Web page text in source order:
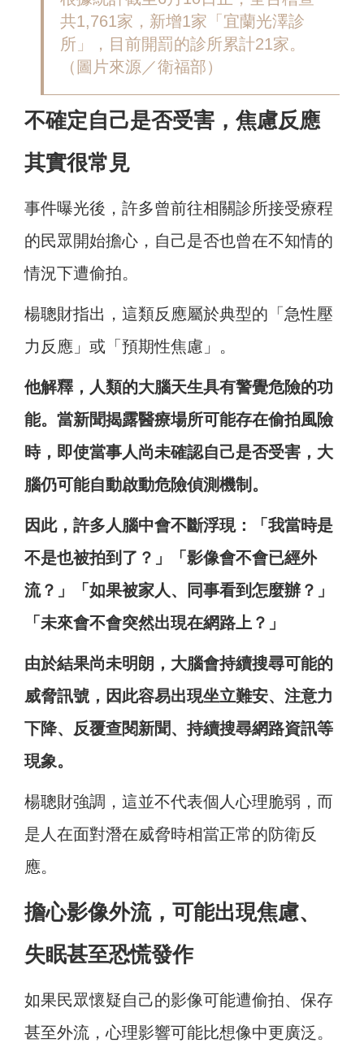
共1,761家，新增1家「宜蘭光澤診
所」，目前開罰的診所累計21家。
（圖片來源／衛福部）
不確定自己是否受害，焦慮反應
其實很常見
事件曝光後，許多曾前往相關診所接受療程
的民眾開始擔心，自己是否也曾在不知情的
情況下遭偷拍。
楊聰財指出，這類反應屬於典型的「急性壓
力反應」或「預期性焦慮」。
他解釋，人類的大腦天生具有警覺危險的功
能。當新聞揭露醫療場所可能存在偷拍風險
時，即使當事人尚未確認自己是否受害，大
腦仍可能自動啟動危險偵測機制。
因此，許多人腦中會不斷浮現：「我當時是
不是也被拍到了？」「影像會不會已經外
流？」「如果被家人、同事看到怎麼辦？」
「未來會不會突然出現在網路上？」
由於結果尚未明朗，大腦會持續搜尋可能的
威脅訊號，因此容易出現坐立難安、注意力
下降、反覆查閱新聞、持續搜尋網路資訊等
現象。
楊聰財強調，這並不代表個人心理脆弱，而
是人在面對潛在威脅時相當正常的防衛反
應。
擔心影像外流，可能出現焦慮、
失眠甚至恐慌發作
如果民眾懷疑自己的影像可能遭偷拍、保存
甚至外流，心理影響可能比想像中更廣泛。